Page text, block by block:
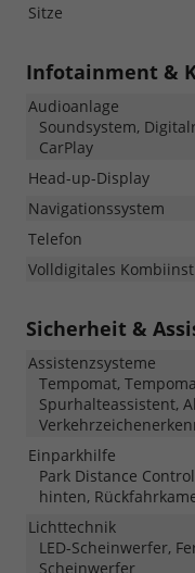
Sitze
Infotainment &
Audioanlage
Soundsystem,
CarPlay
Head-up-Display
Navigationssystem
Telefon
Volldigitales
Sicherheit &
Assistenzsysteme
Tempomat,
Spurhalteassistent,
Einparkhilfe
Park Distance
hinten,
Lichttechnik
LED-Scheinwerfer,
Scheinwerfer